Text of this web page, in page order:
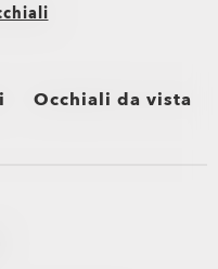
Occhiali da vista